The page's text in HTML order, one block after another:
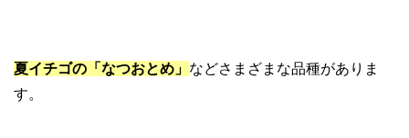
夏イチゴの「なつおとめ」 などさまざまな品種がありま
す。